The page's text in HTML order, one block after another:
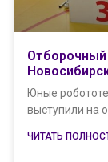
Юные
выступили на
ЧИТАТЬ